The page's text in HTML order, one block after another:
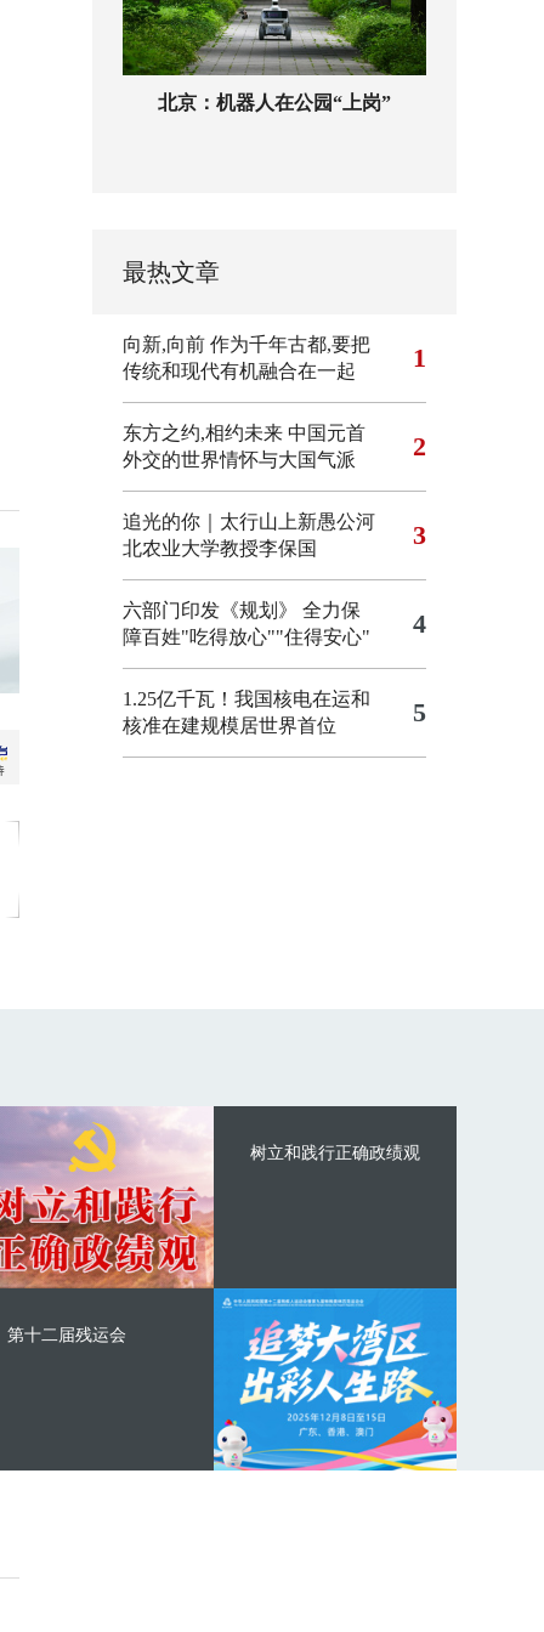
北京：机器人在公园“上岗”
最热文章
向新,向前 作为千年古都,要把
传统和现代有机融合在一起
1
东方之约,相约未来 中国元首
外交的世界情怀与大国气派
2
追光的你｜太行山上新愚公河
北农业大学教授李保国
3
六部门印发《规划》 全力保
障百姓"吃得放心""住得安心"
4
1.25亿千瓦！我国核电在运和
核准在建规模居世界首位
5
树立和践行正确政绩观
第十二届残运会